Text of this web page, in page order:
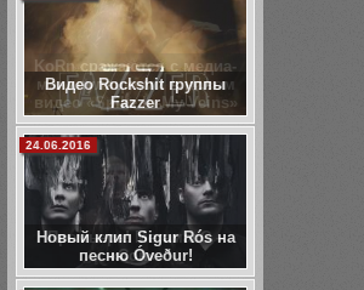
KoRn сражаются с медиа-
манипуляциями в новом
видео «Spike In My Veins»
Премьера! МегамасС –
«Сон».
11.12.2013